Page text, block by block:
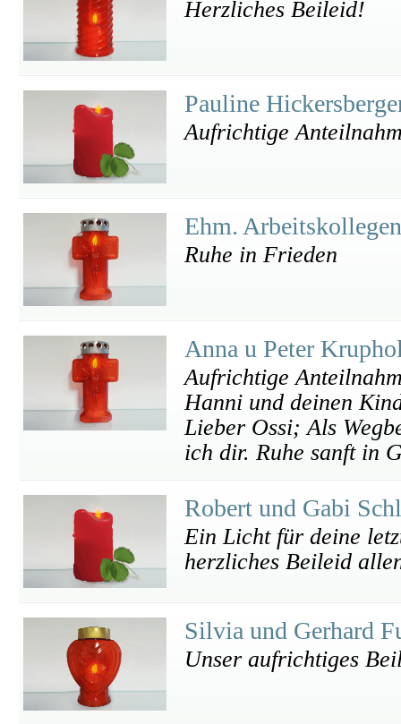
Herzliches Beileid!
Pauline
Aufrichtige
Ehm.
Ruhe in Frieden
Anna u Peter
Aufrichtige
Hanni und deinen
Lieber Ossi; Als
ich dir. Ruhe sanft in
Robert und Gabi
Ein Licht für deine
herzliches Beileid
Silvia und Gerhard
Unser aufrichtiges